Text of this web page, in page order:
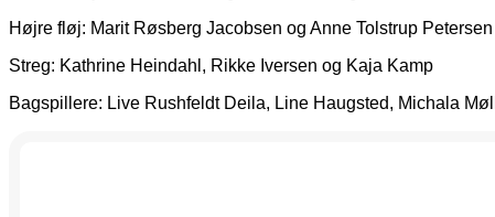
Højre fløj: Marit Røsberg Jacobsen og Anne Tolstrup Petersen
Streg: Kathrine Heindahl, Rikke Iversen og Kaja Kamp
Bagspillere: Live Rushfeldt Deila, Line Haugsted, Michala